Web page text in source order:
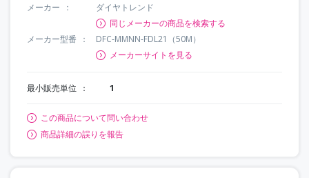
メーカー
ダイヤトレンド
同じメーカーの商品を検索する
メーカー型番
DFC-MMNN-FDL21（50M）
メーカーサイトを見る
最小販売単位 1
この商品について問い合わせ
商品詳細の誤りを報告